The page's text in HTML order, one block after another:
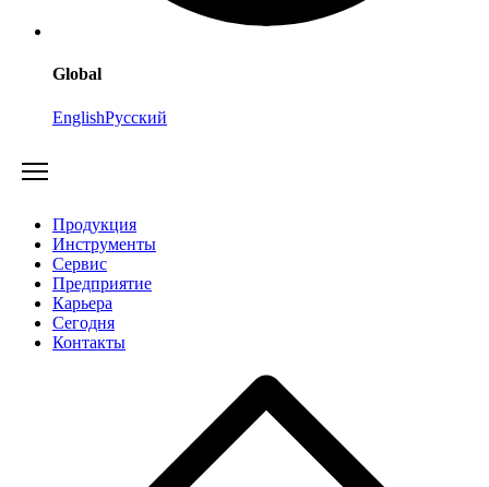
Global
EnglishРусский
Продукция
Инструменты
Сервис
Предприятие
Карьера
Cегодня
Контакты